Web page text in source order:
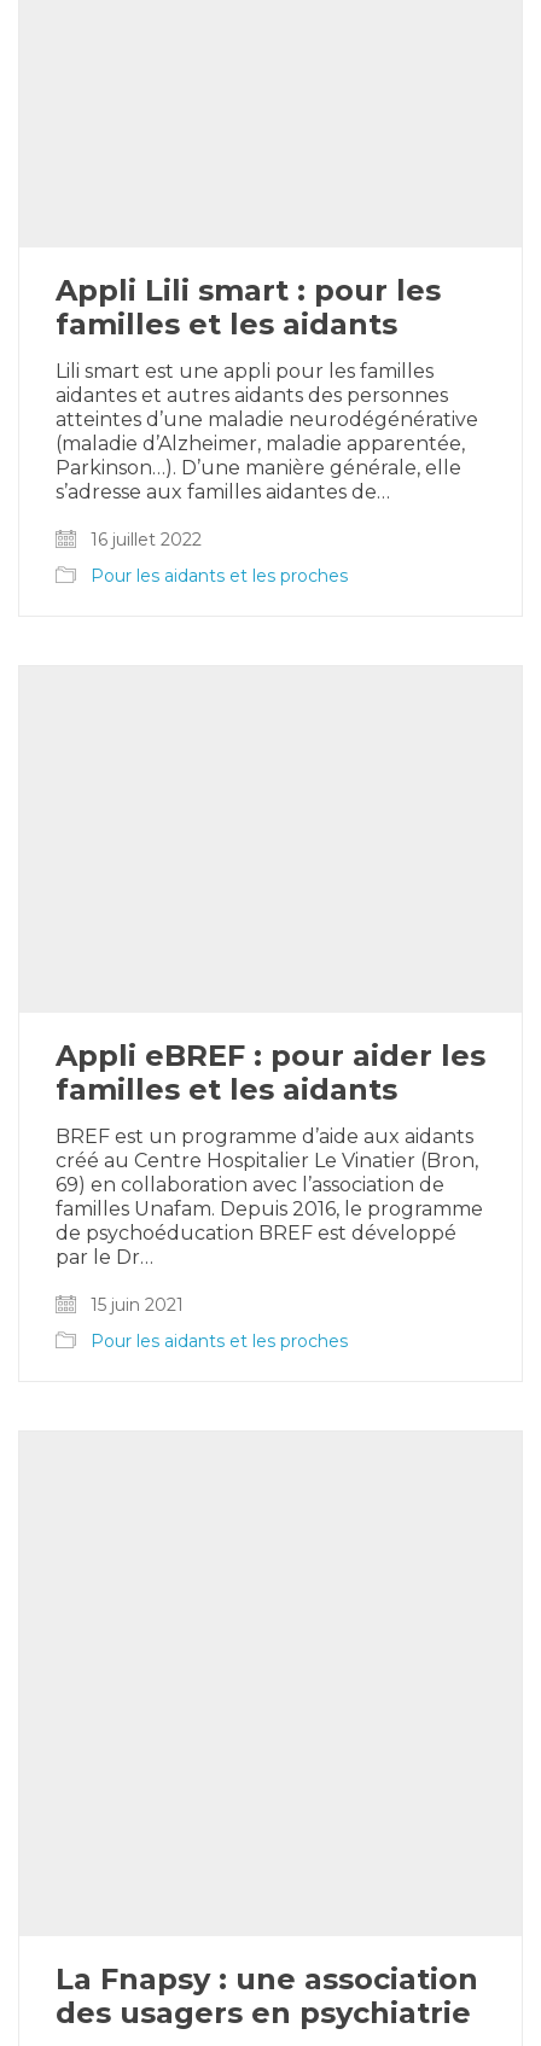
Appli Lili smart : pour les
familles et les aidants
Lili smart est une appli pour les familles
aidantes et autres aidants des personnes
atteintes d’une maladie neurodégénérative
(maladie d’Alzheimer, maladie apparentée,
Parkinson…). D’une manière générale, elle
s’adresse aux familles aidantes de…
16 juillet 2022
Pour les aidants et les proches
Appli eBREF : pour aider les
familles et les aidants
BREF est un programme d’aide aux aidants
créé au Centre Hospitalier Le Vinatier (Bron,
69) en collaboration avec l’association de
familles Unafam. Depuis 2016, le programme
de psychoéducation BREF est développé
par le Dr…
15 juin 2021
Pour les aidants et les proches
La Fnapsy : une association
des usagers en psychiatrie